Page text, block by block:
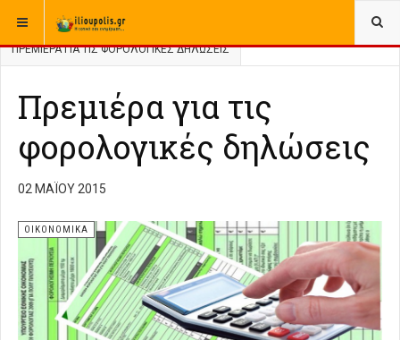
ΒΡΊΣΚΕΣΤΕ ΕΔΏ: ΑΡΧΙΚΉ
ΠΡΕΜΙΈΡΑ ΓΙΑ ΤΙΣ ΦΟΡΟΛΟΓΙΚΈΣ ΔΗΛΏΣΕΙΣ
Πρεμιέρα για τις
φορολογικές δηλώσεις
02 ΜΑΪ́ΟΥ 2015
ΟΙΚΟΝΟΜΙΚΑ